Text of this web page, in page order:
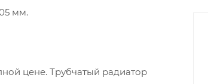
мм.
цене. Трубчатый радиатор